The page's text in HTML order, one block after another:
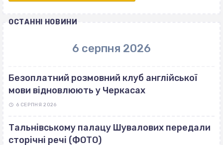
ОСТАННІ НОВИНИ
6 серпня 2026
Безоплатний розмовний клуб англійської
мови відновлюють у Черкасах
6 СЕРПНЯ 2026
Тальнівському палацу Шувалових передали
сторічні речі (ФОТО)